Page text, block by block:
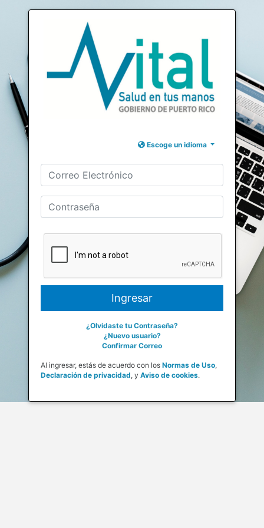
Escoge un idioma
¿Olvidaste tu Contraseña?
¿Nuevo usuario?
Confirmar Correo
Al ingresar, estás de acuerdo con los Normas de Uso,
Declaración de privacidad, y Aviso de cookies.